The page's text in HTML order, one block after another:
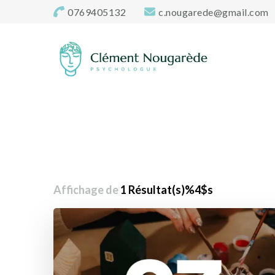
0769405132 c.nougarede@gmail.com
Cabinet-
Affichage de1 Résultat(s)%4$s